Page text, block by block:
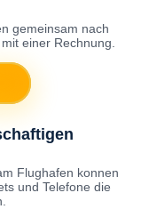
gemeinsam nach
einer Rechnung.
Flughafen konnen
und Telefone die